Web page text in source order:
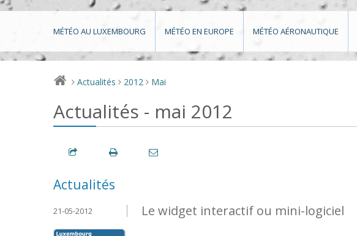
MÉTÉO AU LUXEMBOURG MÉTÉO EN EUROPE MÉTÉO AÉRONAUTIQUE
> Actualités > 2012 > Mai
Actualités - mai 2012
Actualités
Le widget interactif ou mini-logiciel
21-05-2012